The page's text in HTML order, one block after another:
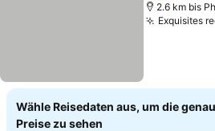
2.6 km bis
Exquisites
Wähle Reisedaten aus, um die
Preise zu sehen